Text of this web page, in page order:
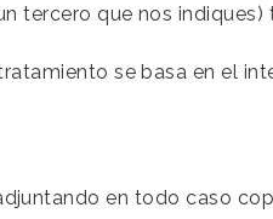
tercero que nos indiques)
se basa en el
en todo caso